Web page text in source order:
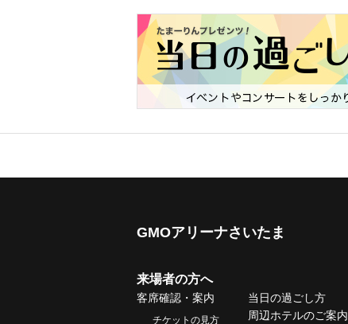
GMOアリーナさいたま
来場者の方へ
客席確認・案内
チケットの見方
当日の過ごし方
周辺ホテルのご案内